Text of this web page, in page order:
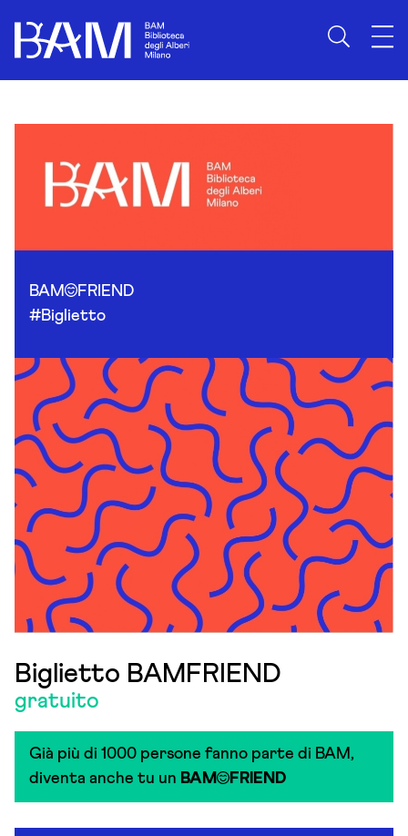
BAM
FRIEND
#Biglietto
Biglietto BAMFRIEND
gratuito
Già più di 1000 persone fanno parte di BAM,
diventa anche tu un BAM FRIEND